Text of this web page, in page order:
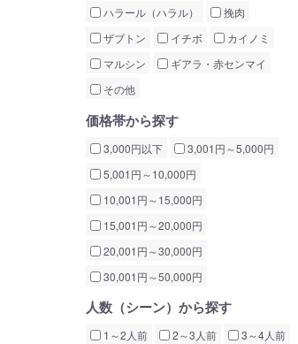
ハラール（ハラル）
挽肉
ザブトン
イチボ
カイノミ
マルシン
ギアラ・赤センマイ
その他
価格帯から探す
3,000円以下
3,001円～5,000円
5,001円～10,000円
10,001円～15,000円
15,001円～20,000円
20,001円～30,000円
30,001円～50,000円
人数（シーン）から探す
1～2人前 2～3人前
3～4人前